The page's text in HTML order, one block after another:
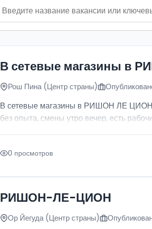
В сетевые магазины в
Рош Пина (Центр страны)
В сетевые магазины в РИШОН ЛЕ ЦИОН
без опыта, смены утро вечер, есть
0 просмотров
РИШОН-ЛЕ-ЦИОН
Ор Йегуда (Центр страны)